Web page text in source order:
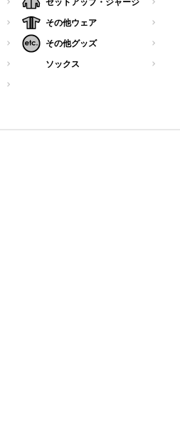
セットアップ・ジャージ
その他ウェア
その他グッズ
ソックス